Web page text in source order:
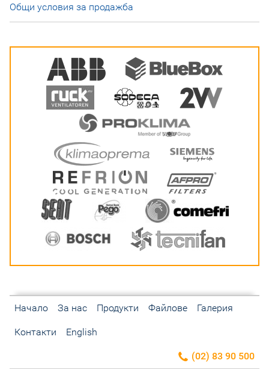
Общи условия за продажба
Начало За нас Продукти Файлове Галерия
Контакти English
(02) 83 90 500